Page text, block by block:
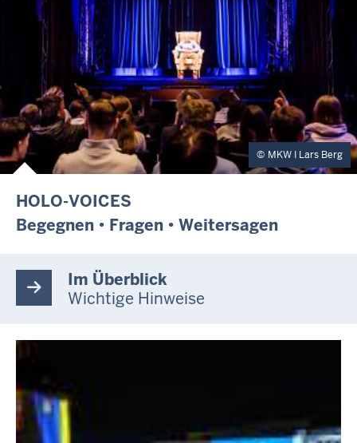
MKW I Lars Berg
HOLO-VOICES
Begegnen • Fragen • Weitersagen
Im Überblick
Wichtige Hinweise